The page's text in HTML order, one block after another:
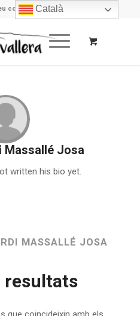
compte
Massallé Josa
written his bio yet.
MASSALLÉ JOSA
resultats
Català